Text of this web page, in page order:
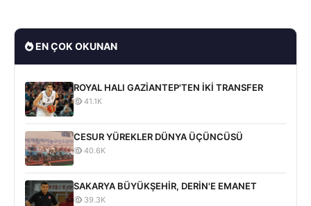
EN ÇOK OKUNAN
ROYAL HALI GAZİANTEP'TEN İKİ TRANSFER
41.1K
CESUR YÜREKLER DÜNYA ÜÇÜNCÜSÜ
40.6K
SAKARYA BÜYÜKŞEHİR, DERİN'E EMANET
39.3K